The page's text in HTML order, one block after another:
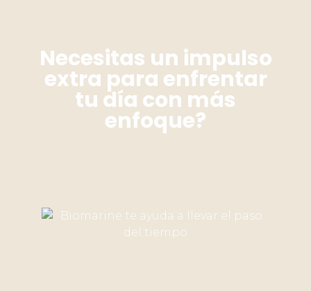
Necesitas un impulso
extra para enfrentar
tu día con más
enfoque?